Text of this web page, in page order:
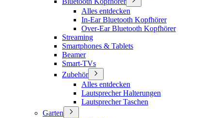
Alles entdecken
In-Ear Bluetooth Kopfhörer
Over-Ear Bluetooth Kopfhörer
Streaming
Smartphones & Tablets
Beamer
Smart-TVs
Zubehör
Alles entdecken
Lautsprecher Halterungen
Lautsprecher Taschen
Garten